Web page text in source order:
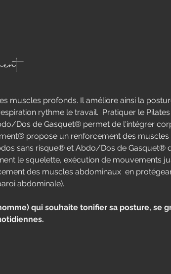
muscles profonds. Il améliore ainsi la
rythme le travail.  Pratiquer le
Dos de Gasquet® permet de l'intégrer
propose un renforcement des
sans risque® et Abdo/Dos de Gasquet®
le squelette, exécution de mouvements
des muscles abdominaux  en
abdominale).
qui souhaite tonifier sa posture, se